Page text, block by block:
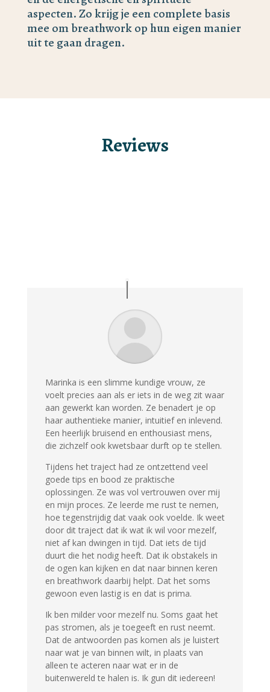
aspecten. Zo krijg je een complete basis
mee om breathwork op hun eigen manier
uit te gaan dragen.
Reviews
Marinka is een slimme kundige vrouw, ze
voelt precies aan als er iets in de weg zit waar
aan gewerkt kan worden. Ze benadert je op
haar authentieke manier, intuitief en inlevend.
Een heerlijk bruisend en enthousiast mens,
die zichzelf ook kwetsbaar durft op te stellen.
Tijdens het traject had ze ontzettend veel
goede tips en bood ze praktische
oplossingen. Ze was vol vertrouwen over mij
en mijn proces. Ze leerde me rust te nemen,
hoe tegenstrijdig dat vaak ook voelde. Ik weet
door dit traject dat ik wat ik wil voor mezelf,
niet af kan dwingen in tijd. Dat iets de tijd
duurt die het nodig heeft. Dat ik obstakels in
de ogen kan kijken en dat naar binnen keren
en breathwork daarbij helpt. Dat het soms
gewoon even lastig is en dat is prima.
Ik ben milder voor mezelf nu. Soms gaat het
pas stromen, als je toegeeft en rust neemt.
Dat de antwoorden pas komen als je luistert
naar wat je van binnen wilt, in plaats van
alleen te acteren naar wat er in de
buitenwereld te halen is. Ik gun dit iedereen!